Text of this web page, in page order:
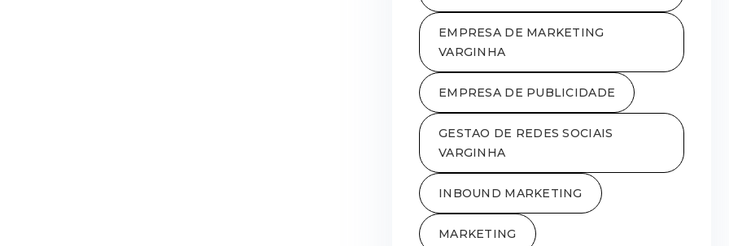
EMPRESA DE MARKETING
VARGINHA
EMPRESA DE PUBLICIDADE
GESTAO DE REDES SOCIAIS
VARGINHA
INBOUND MARKETING
MARKETING